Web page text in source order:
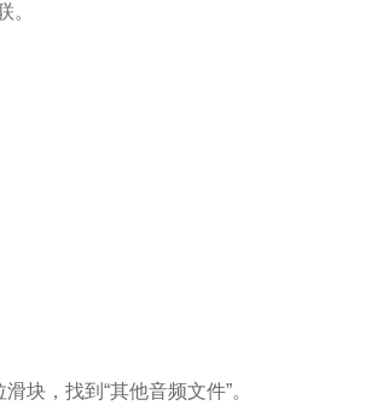
。
块，找到“其他音频文件”。